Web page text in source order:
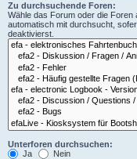
Zu durchsuchende Foren:
Wähle das Forum oder die
automatisch mit durchsucht,
deaktivierst.
Unterforen durchsuchen:
Ja
Nein